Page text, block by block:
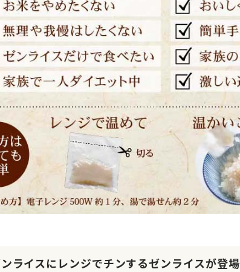
ライスにレンジでチンするゼンライスが登場